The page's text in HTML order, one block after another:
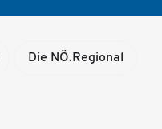
Die NÖ.Regional